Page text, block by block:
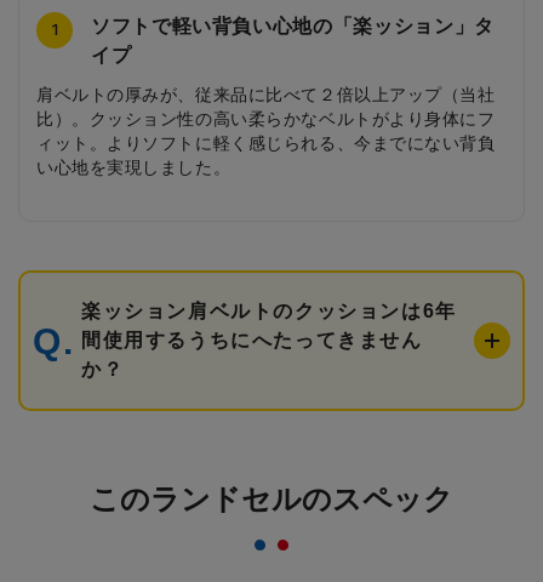
1
ソフトで軽い背負い心地の「楽ッション」タ
イプ
肩ベルトの厚みが、従来品に比べて２倍以上アップ（当社
比）。クッション性の高い柔らかなベルトがより身体にフ
ィット。よりソフトに軽く感じられる、今までにない背負
い心地を実現しました。
2 レースをモチーフにしたライン
いました。サイドのデザインのさりげないポイントです。
3 ハート型のお花の刺繍
た。淡いカラーの刺繍が可憐さを演出します。
4 安ピカッ
のライトに反射してピカッと光る安ピカッを搭載。
5 清楚なカブセのデザイン
ます。
6 こだわりの軽量タイプ
面も充実させています。
7 かわいいブーケの刺繍
ました。チェックのリボンもポイントです。
8 小花柄の内装
ンドセルを開けたときにも可憐なイメージを演出します。
9 ハート型の引き手
ントです。
10 お花の刺繍が入った前ポケット
前ポケットです。
楽ッション肩ベルトのクッションは6年
間使用するうちにへたってきません
か？
このランドセルのスペック